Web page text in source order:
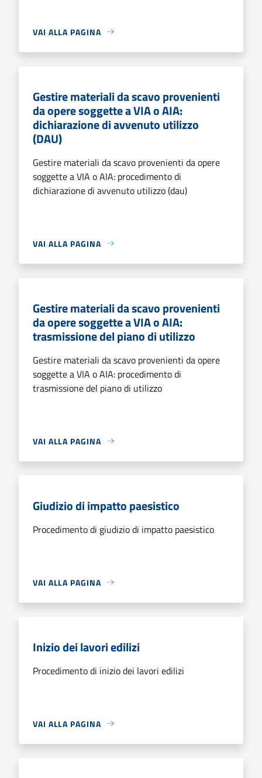
VAI ALLA PAGINA
Gestire materiali da scavo provenienti
da opere soggette a VIA o AIA:
dichiarazione di avvenuto utilizzo
(DAU)
Gestire materiali da scavo provenienti da opere
soggette a VIA o AIA: procedimento di
dichiarazione di avvenuto utilizzo (dau)
VAI ALLA PAGINA
Gestire materiali da scavo provenienti
da opere soggette a VIA o AIA:
trasmissione del piano di utilizzo
Gestire materiali da scavo provenienti da opere
soggette a VIA o AIA: procedimento di
trasmissione del piano di utilizzo
VAI ALLA PAGINA
Giudizio di impatto paesistico
Procedimento di giudizio di impatto paesistico
VAI ALLA PAGINA
Inizio dei lavori edilizi
Procedimento di inizio dei lavori edilizi
VAI ALLA PAGINA